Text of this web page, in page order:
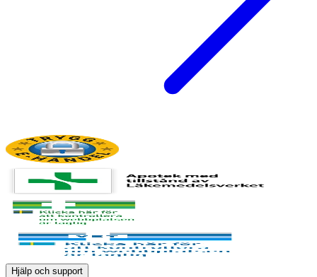
Hjälp och support